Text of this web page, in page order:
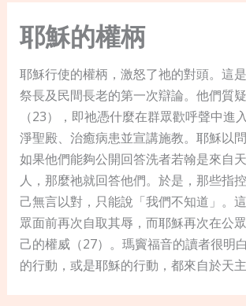
耶穌的權柄
耶穌行使的權柄，激怒了祂的對頭。這
祭長及民間長老的第一次辯論。他們質
（23），即祂憑什麼在群眾歡呼聲中進
淨聖殿、治癒病患並宣講施教。耶穌以
如果他們能夠公開回答洗者若翰是來自
人，那麼祂就回答他們。於是，那些指
己無言以對，只能說「我們不知道」。
眾面前再次自取其辱，而耶穌再次在公
己的權威（27）。瑪竇福音的讀者很明
的行動，或是耶穌的行動，都來自於天主